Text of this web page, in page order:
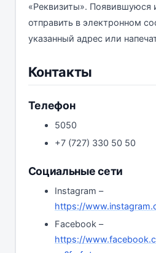
«Реквизиты».
отправить в электронном
указанный адрес или
Контакты
Телефон
5050
+7 (727) 330 50 50
Социальные сети
Instagram –
https://
Facebook –
https://